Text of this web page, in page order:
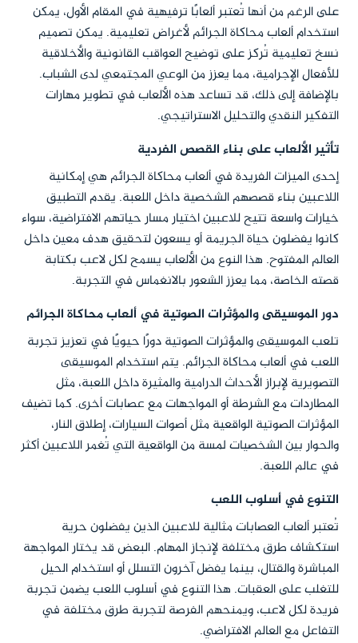
على الرغم من أنها تُعتبر ألعابًا ترفيهية في المقام الأول، يمكن
استخدام ألعاب محاكاة الجرائم لأغراض تعليمية. يمكن تصميم
نسخ تعليمية تُركز على توضيح العواقب القانونية والأخلاقية
للأفعال الإجرامية، مما يعزز من الوعي المجتمعي لدى الشباب.
بالإضافة إلى ذلك، قد تساعد هذه الألعاب في تطوير مهارات
التفكير النقدي والتحليل الاستراتيجي.
تأثير الألعاب على بناء القصص الفردية
إحدى الميزات الفريدة في ألعاب محاكاة الجرائم هي إمكانية
اللاعبين بناء قصصهم الشخصية داخل اللعبة. يقدم التطبيق
خيارات واسعة تتيح للاعبين اختيار مسار حياتهم الافتراضية، سواء
كانوا يفضلون حياة الجريمة أو يسعون لتحقيق هدف معين داخل
العالم المفتوح. هذا النوع من الألعاب يسمح لكل لاعب بكتابة
قصته الخاصة، مما يعزز الشعور بالانغماس في التجربة.
دور الموسيقى والمؤثرات الصوتية في ألعاب محاكاة الجرائم
تلعب الموسيقى والمؤثرات الصوتية دورًا حيويًا في تعزيز تجربة
اللعب في ألعاب محاكاة الجرائم. يتم استخدام الموسيقى
التصويرية لإبراز الأحداث الدرامية والمثيرة داخل اللعبة، مثل
المطاردات مع الشرطة أو المواجهات مع عصابات أخرى. كما تضيف
المؤثرات الصوتية الواقعية مثل أصوات السيارات، إطلاق النار،
والحوار بين الشخصيات لمسة من الواقعية التي تُغمر اللاعبين أكثر
في عالم اللعبة.
التنوع في أسلوب اللعب
تُعتبر ألعاب العصابات مثالية للاعبين الذين يفضلون حرية
استكشاف طرق مختلفة لإنجاز المهام. البعض قد يختار المواجهة
المباشرة والقتال، بينما يفضل آخرون التسلل أو استخدام الحيل
للتغلب على العقبات. هذا التنوع في أسلوب اللعب يضمن تجربة
فريدة لكل لاعب، ويمنحهم الفرصة لتجربة طرق مختلفة في
التفاعل مع العالم الافتراضي.